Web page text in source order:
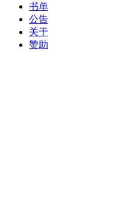
书单
公告
关于
赞助